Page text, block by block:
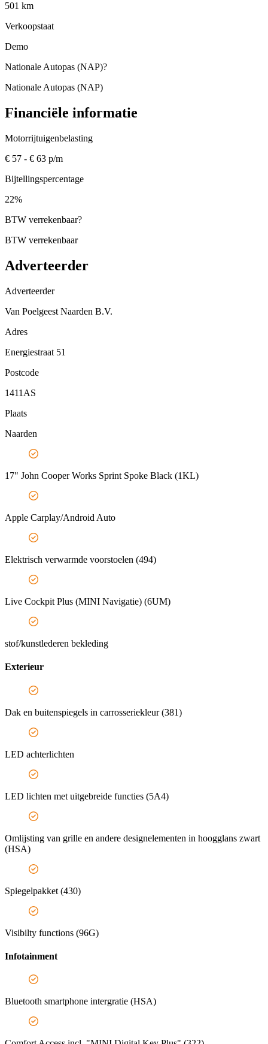
501 km
Verkoopstaat
Demo
Nationale Autopas (NAP)?
Nationale Autopas (NAP)
Financiële informatie
Motorrijtuigenbelasting
€ 57 - € 63 p/m
Bijtellingspercentage
22%
BTW verrekenbaar?
BTW verrekenbaar
Adverteerder
Adverteerder
Van Poelgeest Naarden B.V.
Adres
Energiestraat 51
Postcode
1411AS
Plaats
Naarden
17" John Cooper Works Sprint Spoke Black (1KL)
Apple Carplay/Android Auto
Elektrisch verwarmde voorstoelen (494)
Live Cockpit Plus (MINI Navigatie) (6UM)
stof/kunstlederen bekleding
Exterieur
Dak en buitenspiegels in carrosseriekleur (381)
LED achterlichten
LED lichten met uitgebreide functies (5A4)
Omlijsting van grille en andere designelementen in hoogglans zwart
(HSA)
Spiegelpakket (430)
Visibilty functions (96G)
Infotainment
Bluetooth smartphone intergratie (HSA)